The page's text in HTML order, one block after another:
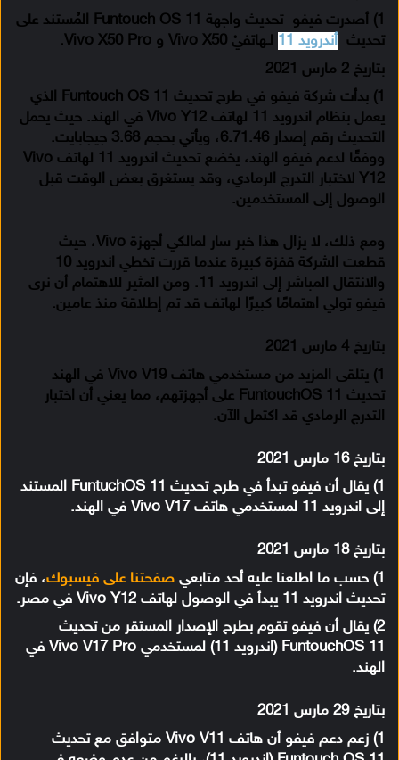
1) أصدرت فيفو تحديث واجهة Funtouch OS 11 المُستند على
تحديث أندرويد 11
لـهاتفيْ Vivo X50 و Vivo X50 Pro.
بتاريخ 2 مارس 2021
1) بدأت شركة فيفو في طرح تحديث Funtouch OS 11 الذي
يعمل بنظام اندرويد 11 لهاتف Vivo Y12 في الهند. حيث يحمل
التحديث رقم إصدار 6.71.46، ويأتي بحجم 3.68 جيجابايت.
ووفقًا لدعم فيفو الهند، يخضع تحديث اندرويد 11 لهاتف Vivo
Y12 لاختبار التدرج الرمادي، وقد يستغرق بعض الوقت قبل
الوصول إلى المستخدمين.
ومع ذلك، لا يزال هذا خبر سار لمالكي أجهزة Vivo، حيث
قطعت الشركة قفزة كبيرة عندما قررت تخطي اندرويد 10
والانتقال المباشر إلى اندرويد 11. ومن المثير للاهتمام أن نرى
فيفو تولي اهتمامًا كبيرًا لهاتف قد تم إطلاقة منذ عامين.
بتاريخ 4 مارس 2021
1) يتلقى المزيد من مستخدمي هاتف Vivo V19 في الهند
تحديث FuntouchOS 11 على أجهزتهم، مما يعني أن اختبار
التدرج الرمادي قد اكتمل الآن.
بتاريخ 16 مارس 2021
1) يقال أن فيفو تبدأ في طرح تحديث FuntuchOS 11 المستند
إلى اندرويد 11 لمستخدمي هاتف Vivo V17 في الهند.
بتاريخ 18 مارس 2021
1) حسب ما اطلعنا عليه أحد متابعي
صفحتنا على فيسبوك، فإن
تحديث اندرويد 11 يبدأ في الوصول لهاتف Vivo Y12 في مصر.
2) يقال أن فيفو تقوم بطرح الإصدار المستقر من تحديث
FuntouchOS 11 (اندرويد 11) لمستخدمي Vivo V17 Pro في
الهند.
بتاريخ 29 مارس 2021
1) زعم دعم فيفو أن هاتف Vivo V11 متوافق مع تحديث